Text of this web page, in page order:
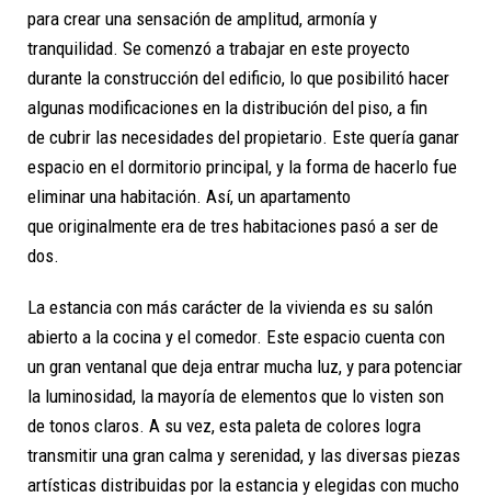
para crear una sensación de amplitud, armonía y
tranquilidad. Se comenzó a trabajar en este proyecto
durante la construcción del edificio, lo que posibilitó hacer
algunas modificaciones en la distribución del piso, a fin
de cubrir las necesidades del propietario. Este quería ganar
espacio en el dormitorio principal, y la forma de hacerlo fue
eliminar una habitación. Así, un apartamento
que originalmente era de tres habitaciones pasó a ser de
dos.
La estancia con más carácter de la vivienda es su salón
abierto a la cocina y el comedor. Este espacio cuenta con
un gran ventanal que deja entrar mucha luz, y para potenciar
la luminosidad, la mayoría de elementos que lo visten son
de tonos claros. A su vez, esta paleta de colores logra
transmitir una gran calma y serenidad, y las diversas piezas
artísticas distribuidas por la estancia y elegidas con mucho